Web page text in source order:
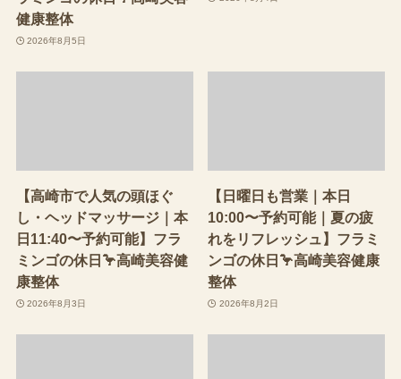
健康整体
2026年8月5日
【高崎市で人気の頭ほぐ
し・ヘッドマッサージ｜本
日11:40〜予約可能】フラ
ミンゴの休日🦩高崎美容健
康整体
2026年8月3日
【日曜日も営業｜本日
10:00〜予約可能｜夏の疲
れをリフレッシュ】フラミ
ンゴの休日🦩高崎美容健康
整体
2026年8月2日